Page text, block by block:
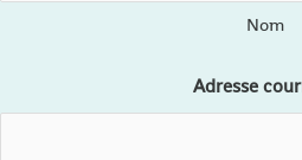
Nom
Adresse